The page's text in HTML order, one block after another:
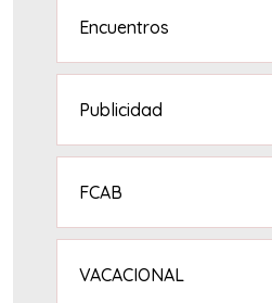
Encuentros
Publicidad
FCAB
VACACIONAL